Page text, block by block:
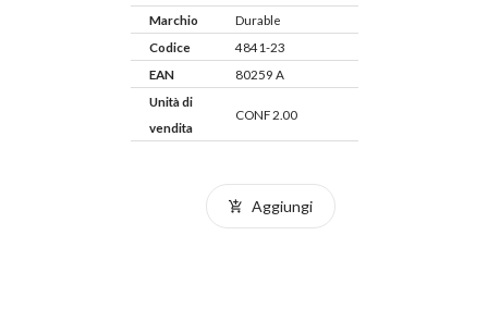
Marchio
Durable
Codice
4841-23
EAN
80259 A
Unità di
vendita
CONF 2.00
Aggiungi